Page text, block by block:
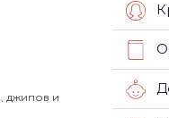
джипов и